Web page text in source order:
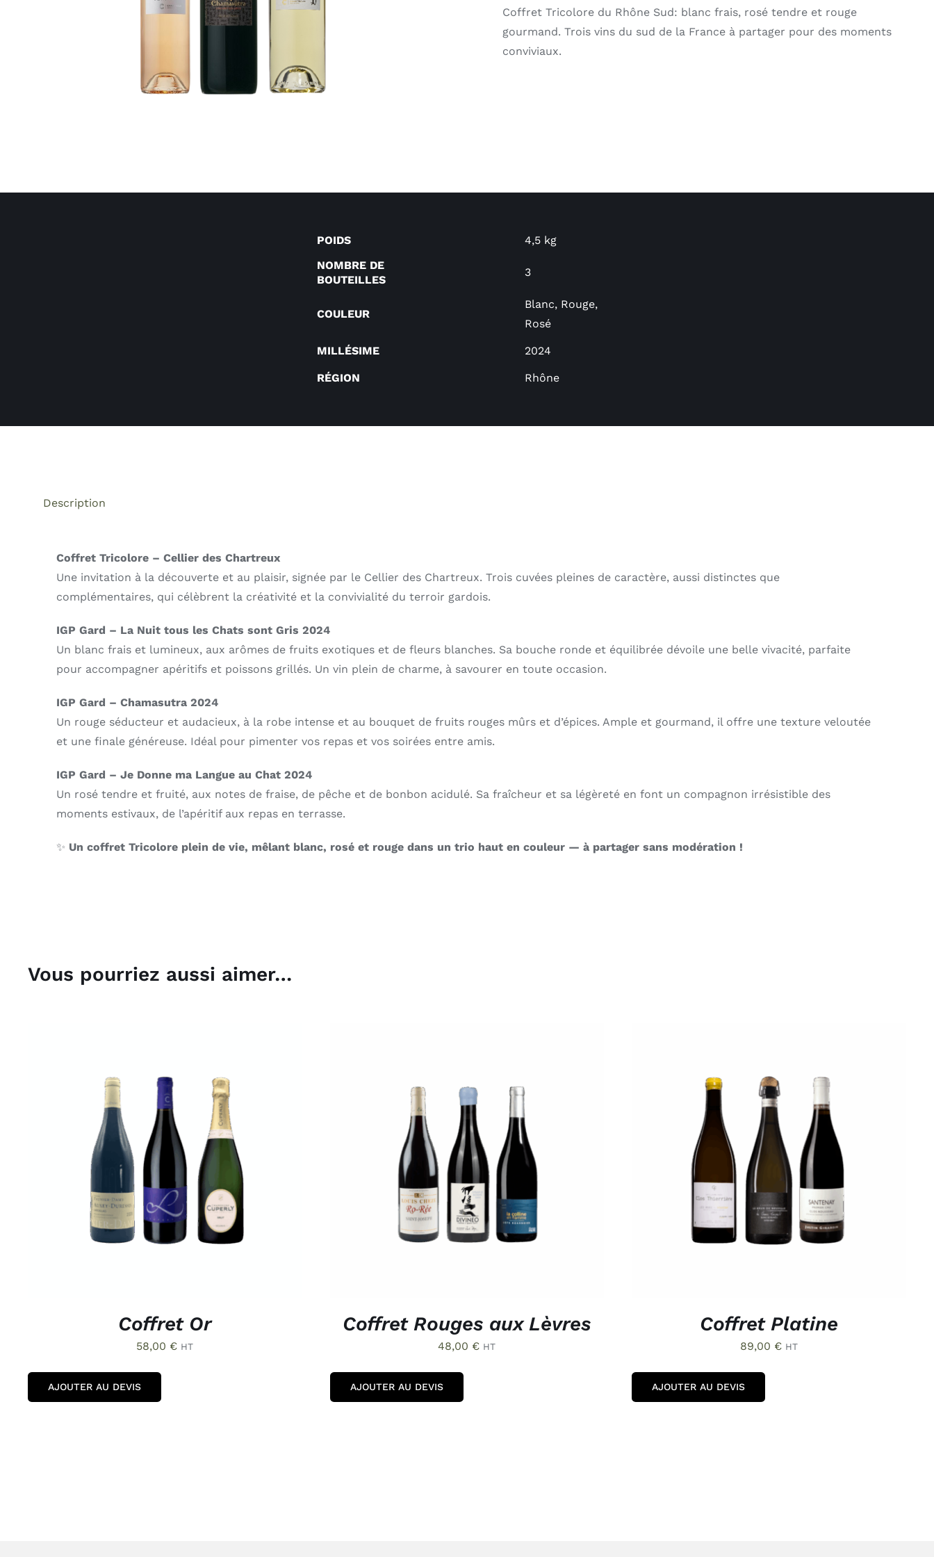
Coffret Tricolore du Rhône Sud: blanc frais, rosé tendre et rouge
gourmand. Trois vins du sud de la France à partager pour des moments
conviviaux.
POIDS
4,5 kg
NOMBRE DE
BOUTEILLES
3
COULEUR
Blanc, Rouge,
Rosé
MILLÉSIME 2024
RÉGION Rhône
Description
Coffret Tricolore – Cellier des Chartreux
Une invitation à la découverte et au plaisir, signée par le Cellier des Chartreux. Trois cuvées pleines de caractère, aussi distinctes que
complémentaires, qui célèbrent la créativité et la convivialité du terroir gardois.
IGP Gard – La Nuit tous les Chats sont Gris 2024
Un blanc frais et lumineux, aux arômes de fruits exotiques et de fleurs blanches. Sa bouche ronde et équilibrée dévoile une belle vivacité, parfaite
pour accompagner apéritifs et poissons grillés. Un vin plein de charme, à savourer en toute occasion.
IGP Gard – Chamasutra 2024
Un rouge séducteur et audacieux, à la robe intense et au bouquet de fruits rouges mûrs et d’épices. Ample et gourmand, il offre une texture veloutée
et une finale généreuse. Idéal pour pimenter vos repas et vos soirées entre amis.
IGP Gard – Je Donne ma Langue au Chat 2024
Un rosé tendre et fruité, aux notes de fraise, de pêche et de bonbon acidulé. Sa fraîcheur et sa légèreté en font un compagnon irrésistible des
moments estivaux, de l’apéritif aux repas en terrasse.
✨ Un coffret Tricolore plein de vie, mêlant blanc, rosé et rouge dans un trio haut en couleur — à partager sans modération !
Vous pourriez aussi aimer…
/ DÉTAILS
Coffret Or
58,00 € HT
AJOUTER AU DEVIS
DÉTAILS
Coffret Rouges aux Lèvres
48,00 € HT
AJOUTER AU DEVIS
/ DÉTAILS
Coffret Platine
89,00 € HT
AJOUTER AU DEVIS